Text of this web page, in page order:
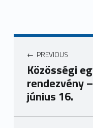
Bejegyzés navigáció
PREVIOUS
Közösségi
rendezvény
június 16.